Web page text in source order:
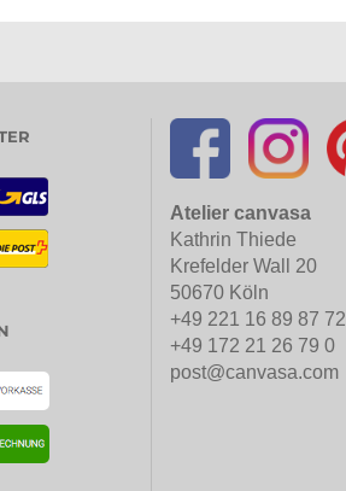
Atelier canvasa
Kathrin Thiede
Krefelder Wall 20
50670 Köln
+49 221 16 89 87 72
+49 172 21 26 79 0
post@canvasa.com